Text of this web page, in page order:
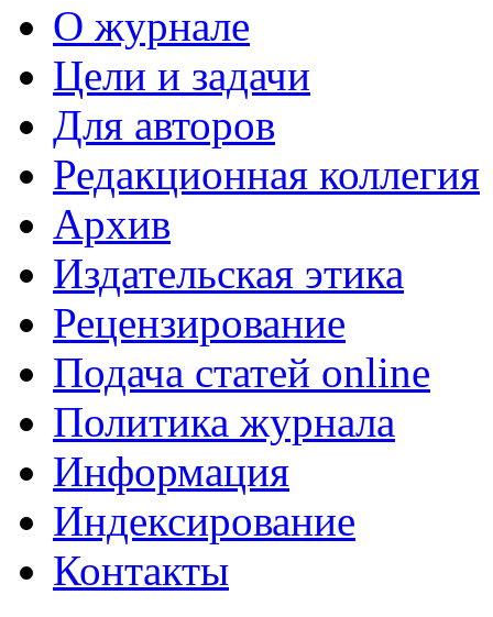
О журнале
Цели и задачи
Для авторов
Редакционная коллегия
Архив
Издательская этика
Рецензирование
Подача статей online
Политика журнала
Информация
Индексирование
Контакты